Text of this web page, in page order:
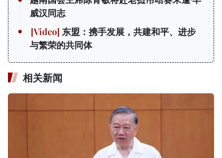
威汉同志
东盟：携手发展，共建和平、进步
与繁荣的共同体
相关新闻